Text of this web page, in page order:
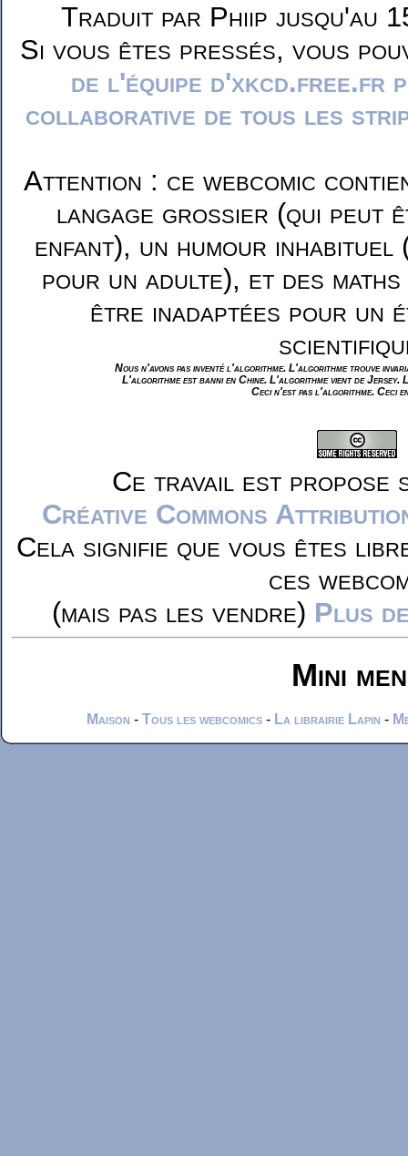
Traduit par Phiip jusqu'au
Si vous êtes pressés, vous
de l'équipe d'xkcd.free.fr
collaborative de tous les
Attention : ce webcomic
langage grossier (qui peut
enfant), un humour inhabituel
pour un adulte), et des maths
être inadaptées pour un
Nous n'avons pas inventé l'algorithme. L'algorithme trouve
L'algorithme est banni en Chine. L'algorithme vient de Jersey.
Ceci n'est pas l'algorithme. Ceci
Ce travail est propose
Créative Commons
Cela signifie que vous êtes
ces
(mais pas les vendre) Plus
Mini
Maison - Tous les webcomics - La librairie Lapin -